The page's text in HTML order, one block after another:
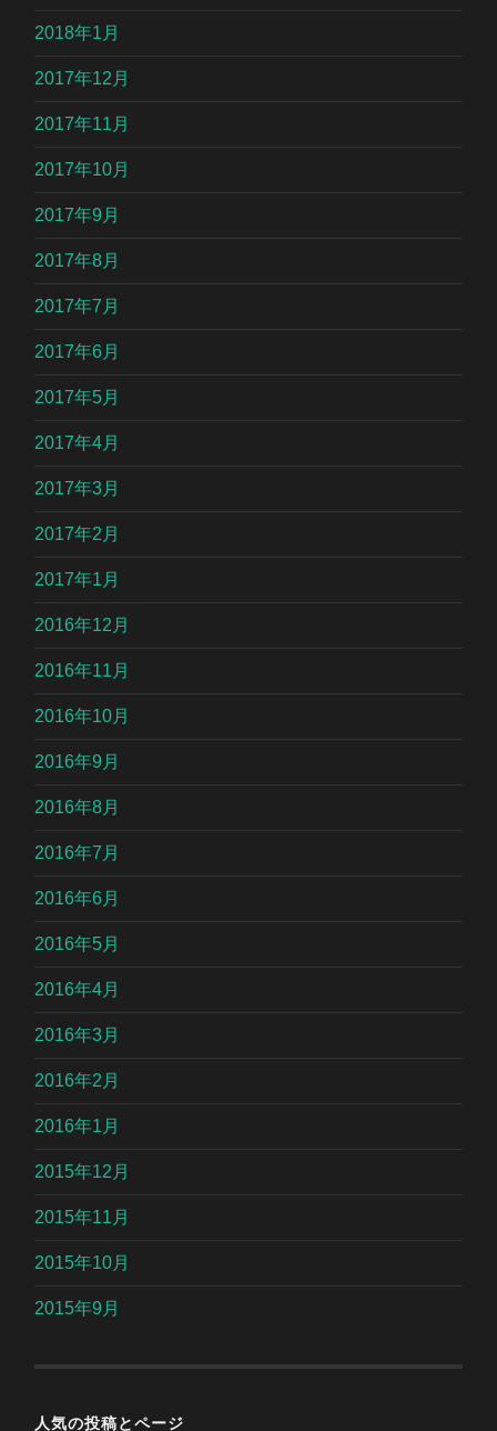
2018年1月
2017年12月
2017年11月
2017年10月
2017年9月
2017年8月
2017年7月
2017年6月
2017年5月
2017年4月
2017年3月
2017年2月
2017年1月
2016年12月
2016年11月
2016年10月
2016年9月
2016年8月
2016年7月
2016年6月
2016年5月
2016年4月
2016年3月
2016年2月
2016年1月
2015年12月
2015年11月
2015年10月
2015年9月
人気の投稿とページ